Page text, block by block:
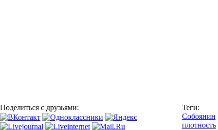
Поделиться с друзьями:
Теги:
Собоянин
плотность